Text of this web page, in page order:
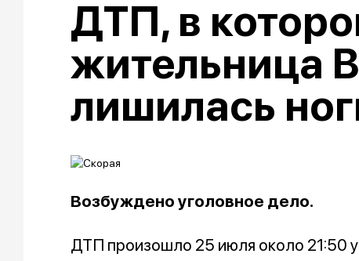
ДТП, в
жительница
лишилась
Возбуждено уголовное дело.
ДТП произошло 25 июля около